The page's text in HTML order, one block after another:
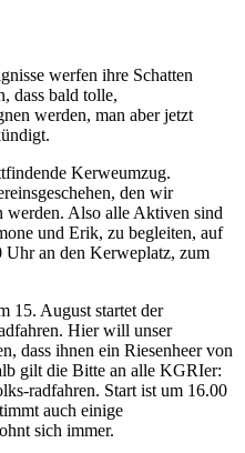
werfen ihre Schatten
dass bald tolle,
werden, man aber jetzt
Kerweumzug.
den wir
werden. Also alle Aktiven sind
und Erik, zu begleiten, auf
Uhr an den Kerweplatz, zum
15. August startet der
Hier will unser
dass ihnen ein Riesenheer von
gilt die Bitte an alle KGRIer:
radfahren. Start ist um 16.00
auch einige
sich immer.